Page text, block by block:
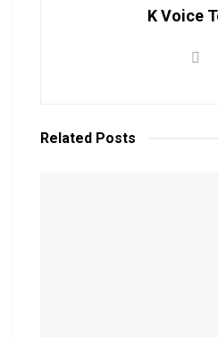
K Voice
Related Posts